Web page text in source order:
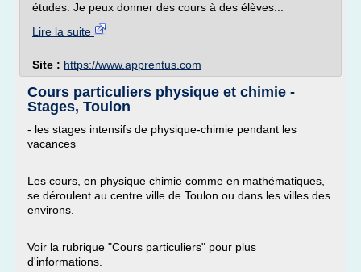
études. Je peux donner des cours à des élèves...
Lire la suite
Site : https://www.apprentus.com
Cours particuliers physique et chimie -
Stages, Toulon
- les stages intensifs de physique-chimie pendant les
vacances
Les cours, en physique chimie comme en mathématiques,
se déroulent au centre ville de Toulon ou dans les villes des
environs.
Voir la rubrique "Cours particuliers" pour plus
d'informations.